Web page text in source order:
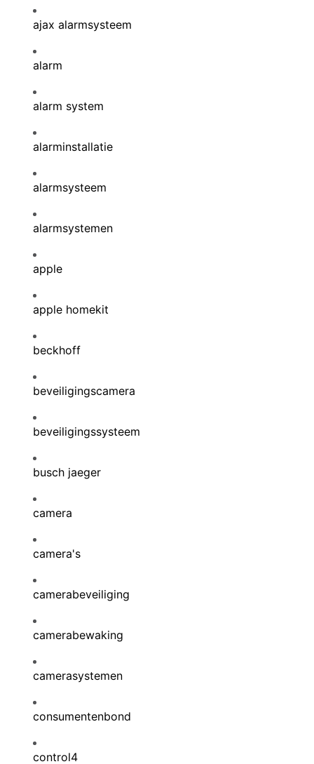
ajax alarmsysteem
alarm
alarm system
alarminstallatie
alarmsysteem
alarmsystemen
apple
apple homekit
beckhoff
beveiligingscamera
beveiligingssysteem
busch jaeger
camera
camera's
camerabeveiliging
camerabewaking
camerasystemen
consumentenbond
control4